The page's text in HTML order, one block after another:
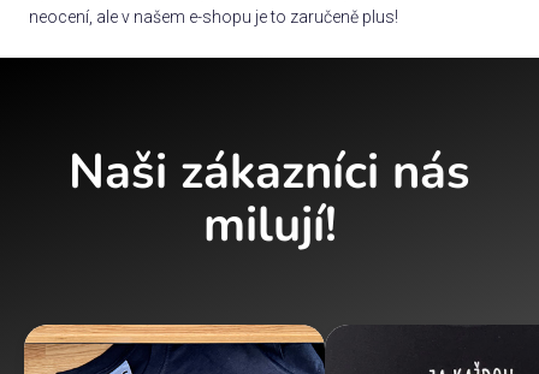
neocení, ale v našem e-shopu je to zaručeně plus!
Naši zákazníci nás
milují!